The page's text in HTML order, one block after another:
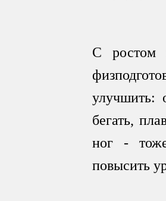
С ростом
улучшить:
бегать,
ног -
повысить